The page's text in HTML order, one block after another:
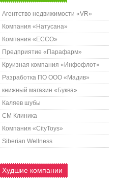
Агентство недвижимости «VR»
Компания «Натусана»
Компания «ECCO»
Предприятие «Парафарм»
Круизная компания «Инфофлот»
Разработка ПО ООО «Мадив»
книжный магазин «Буква»
Каляев шубы
СМ Клиника
Компания «CityToys»
Siberian Wellness
Худшие компании